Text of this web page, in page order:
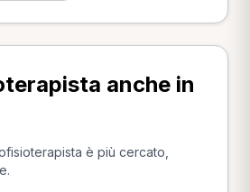
anche in
è più cercato,